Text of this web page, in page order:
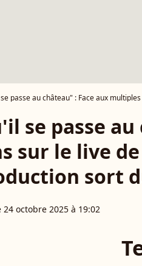
au château" : Face aux multiples réactions
se passe au
sur le live
sort
24 octobre 2025 à 19:02